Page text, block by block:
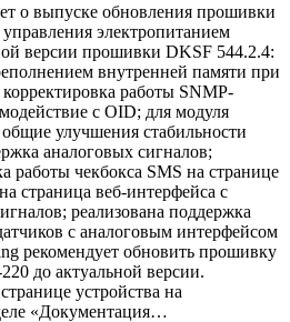
о выпуске обновления прошивки
электропитанием
версии прошивки DKSF 544.2.4:
внутренней памяти при
работы SNMP-
с OID; для модуля
улучшения стабильности
аналоговых сигналов;
работы чекбокса SMS на странице
страница веб-интерфейса с
реализована поддержка
с аналоговым интерфейсом
рекомендует обновить прошивку
до актуальной версии.
устройства на
«Документация…